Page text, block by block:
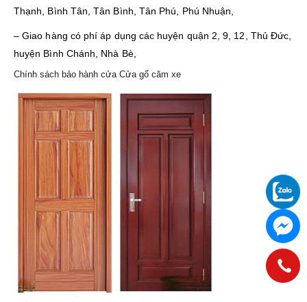
Thạnh, Bình Tân, Tân Bình, Tân Phú, Phú Nhuận,
– Giao hàng có phí áp dụng các huyện quận 2, 9, 12, Thủ Đức,
huyện Bình Chánh, Nhà Bè,
Chính sách bảo hành cửa Cửa gổ căm xe